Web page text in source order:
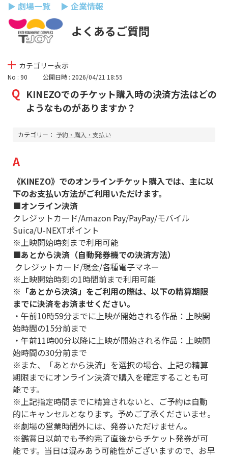
▶ 劇場一覧 ▶ 企業情報
よくあるご質問
カテゴリー表示
No : 90 公開日時 : 2026/04/21 18:55
KINEZOでのチケット購入時の決済方法はどの
ようなものがありますか？
カテゴリー： 予約・購入・支払い
《KINEZO》でのオンラインチケット購入では、主に以
下のお支払い方法がご利用いただけます。
■オンライン決済
クレジットカード/Amazon Pay/PayPay/モバイル
Suica/U-NEXTポイント
※上映開始時刻まで利用可能
■あとから決済（自動発券機での決済方法）
クレジットカード/現金/各種電子マネー
※上映開始時刻の1時間前まで利用可能
※「あとから決済」をご利用の際は、以下の精算期限
までに決済をお済ませください。
・午前10時59分までに上映が開始される作品：上映開
始時間の15分前まで
・午前11時00分以降に上映が開始される作品：上映開
始時間の30分前まで
※また、「あとから決済」を選択の場合、上記の精算
期限までにオンライン決済で購入を確定することも可
能です。
※上記指定時間までに精算されないと、ご予約は自動
的にキャンセルとなります。予めご了承くださいませ。
※劇場の営業時間外には、発券いただけません。
※鑑賞日以前でも予約完了直後からチケット発券が可
能です。当日は混みあう可能性がございますので、お早